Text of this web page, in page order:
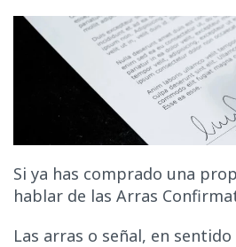
Si ya has comprado una
hablar de las Arras
Las arras o señal, en